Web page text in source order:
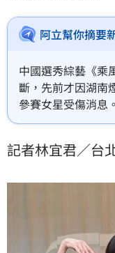
阿立幫你摘要
中國選秀綜藝《乘
斷，先前才因湖南
參賽女星受傷消息
的莊法，近日在彩
君
記者林宜君／台